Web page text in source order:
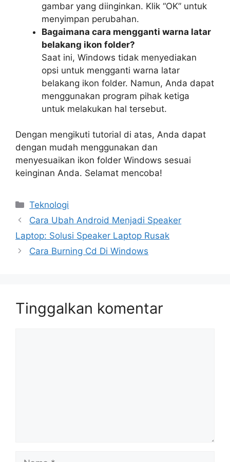
gambar yang diinginkan. Klik “OK” untuk
menyimpan perubahan.
Bagaimana cara mengganti warna latar
belakang ikon folder?
Saat ini, Windows tidak menyediakan
opsi untuk mengganti warna latar
belakang ikon folder. Namun, Anda dapat
menggunakan program pihak ketiga
untuk melakukan hal tersebut.
Dengan mengikuti tutorial di atas, Anda dapat
dengan mudah menggunakan dan
menyesuaikan ikon folder Windows sesuai
keinginan Anda. Selamat mencoba!
Kategori
Teknologi
Cara Ubah Android Menjadi Speaker
Laptop: Solusi Speaker Laptop Rusak
Cara Burning Cd Di Windows
Tinggalkan komentar
Nama